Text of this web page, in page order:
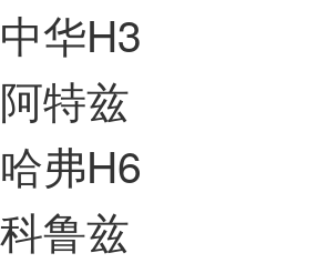
中华H3
阿特兹
哈弗H6
科鲁兹